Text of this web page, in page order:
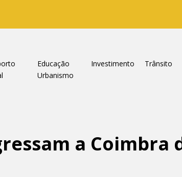
Educação Investimento
Trânsito
Urbanismo
a Coimbra